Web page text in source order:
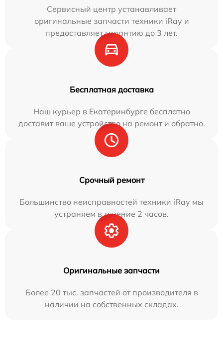
Сервисный центр устанавливает
оригинальные запчасти техники iRay и
предоставляет гарантию до 3 лет.
Бесплатная доставка
Наш курьер в Екатеринбурге бесплатно
доставит ваше устройство на ремонт и обратно.
Срочный ремонт
Большинство неисправностей техники iRay мы
устраняем в течение 2 часов.
Оригинальные запчасти
Более 20 тыс. запчастей от производителя в
наличии на собственных складах.